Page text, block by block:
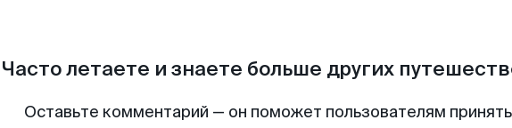
Часто летаете и знаете больше других
Оставьте комментарий — он поможет пользователям